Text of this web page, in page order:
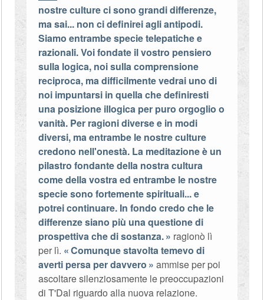
nostre culture ci sono grandi differenze,
ma sai... non ci definirei agli antipodi.
Siamo entrambe specie telepatiche e
razionali. Voi fondate il vostro pensiero
sulla logica, noi sulla comprensione
reciproca, ma difficilmente vedrai uno di
noi impuntarsi in quella che definiresti
una posizione illogica per puro orgoglio o
vanità. Per ragioni diverse e in modi
diversi, ma entrambe le nostre culture
credono nell'onestà. La meditazione è un
pilastro fondante della nostra cultura
come della vostra ed entrambe le nostre
specie sono fortemente spirituali... e
potrei continuare. In fondo credo che le
differenze siano più una questione di
prospettiva che di sostanza.
ragionò lì
per lì.
Comunque stavolta temevo di
averti persa per davvero
ammise per poi
ascoltare silenziosamente le preoccupazioni
di T'Dal riguardo alla nuova relazione.